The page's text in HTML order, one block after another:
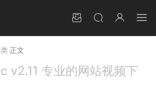
正文
v2.11 专业的网站视频下